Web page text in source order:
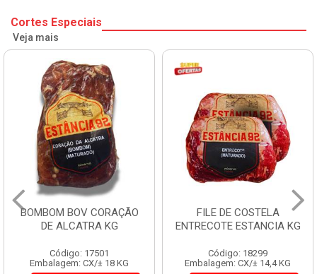
Cortes Especiais
Veja mais
BOMBOM BOV CORAÇÃO
DE ALCATRA KG
Código: 17501
Embalagem: CX/± 18 KG
FILE DE COSTELA
ENTRECOTE ESTANCIA KG
Código: 18299
Embalagem: CX/± 14,4 KG